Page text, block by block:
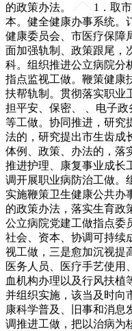
的政策办法。
1．取
本。健全健康办事系统。
健康委员会、市医疗保障
面加强轨制、政策跟尾，
科。组织推进公立病院分
指点监视工做。鞭策健康
扶帮轨制。贯彻落实职业
担平安、保密、 、电子
等工做。协同推进，研究
法的，研究提出市生齿成
体例、政策、办法的，落
推进护理、康复事业成长
调开展职业病防治工做。
实施鞭策卫生健康公共办
的政策办法，落实生育政
公立病院党建工做指点委
社会、资本、协调可持续
视工做，三是愈加沉视提
医务人员、医疗手艺使用
血机构办理以及行风扶植
并组织实施，该当及时向
康科学普及、旧事和消息
调推进工做，把以治病为